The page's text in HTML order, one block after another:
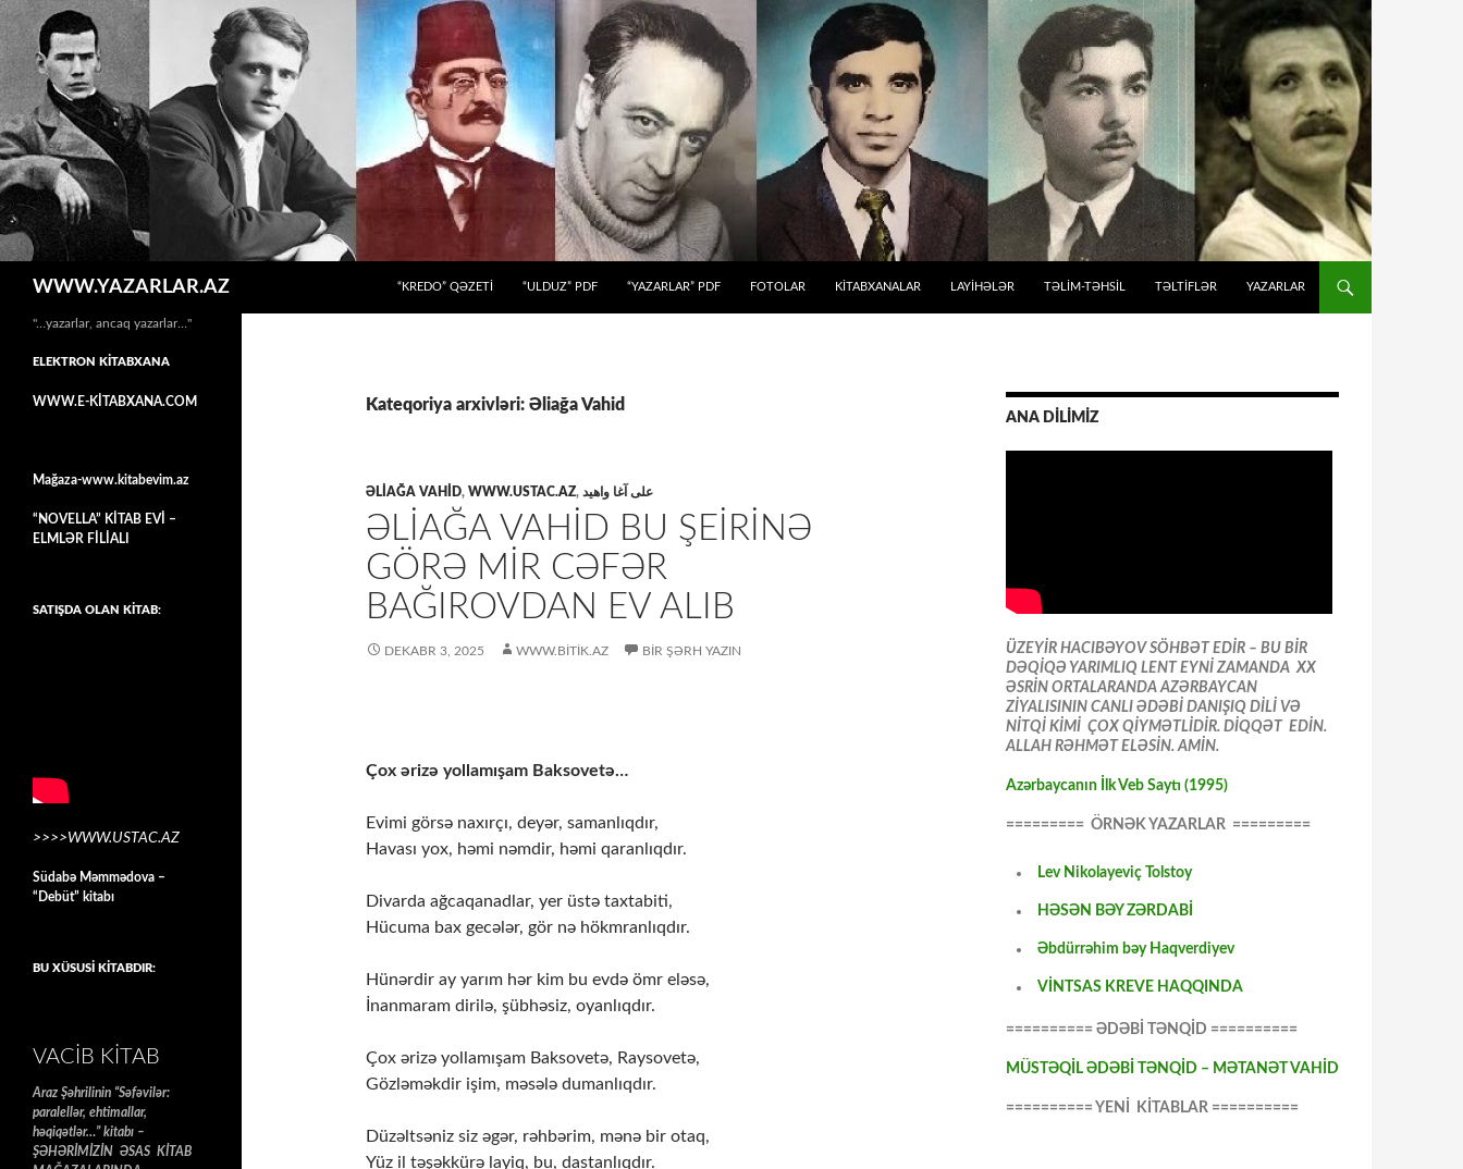
WWW.YAZARLAR.AZ
“KREDO” QƏZETİ
“ULDUZ” PDF “YAZARLAR” PDF FOTOLAR KİTABXANALAR LAYİHƏLƏR TƏLIM-TƏHSIL TƏLTİFLƏR YAZARLAR
Kateqoriya arxivləri: Əliağa Vahid
ƏLIAĞA VAHID, WWW.USTAC.AZ, علی آغا واهید
ƏLIAĞA VAHID BU ŞEIRINƏ
GÖRƏ MIR CƏFƏR
BAĞIROVDAN EV ALIB
DEKABR 3, 2025 WWW.BITIK.AZ BIR ŞƏRH YAZIN
Çox ərizə yollamışam Baksovetə…
Evimi görsə naxırçı, deyər, samanlıqdır,
Havası yox, həmi nəmdir, həmi qaranlıqdır.
Divarda ağcaqanadlar, yer üstə taxtabiti,
Hücuma bax gecələr, gör nə hökmranlıqdır.
Hünərdir ay yarım hər kim bu evdə ömr eləsə,
İnanmaram dirilə, şübhəsiz, oyanlıqdır.
Çox ərizə yollamışam Baksovetə, Raysovetə,
Gözləməkdir işim, məsələ dumanlıqdır.
Düzəltsəniz siz əgər, rəhbərim, mənə bir otaq,
Yüz il təşəkkürə layiq, bu, dastanlıqdır.
ANA DİLİMİZ
ÜZEYİR HACIBƏYOV SÖHBƏT EDİR – BU BİR
DƏQİQƏ YARIMLIQ LENT EYNİ ZAMANDA XX
ƏSRİN ORTALARANDA AZƏRBAYCAN
ZİYALISININ CANLI ƏDƏBİ DANIŞIQ DİLİ VƏ
NİTQİ KİMİ ÇOX QİYMƏTLİDİR. DİQQƏT EDİN.
ALLAH RƏHMƏT ELƏSİN. AMİN.
Azərbaycanın İlk Veb Saytı (1995)
========= ÖRNƏK YAZARLAR =========
Lev Nikolayeviç Tolstoy
HƏSƏN BƏY ZƏRDABİ
Əbdürrəhim bəy Haqverdiyev
VİNTSAS KREVE HAQQINDA
========== ƏDƏBİ TƏNQİD ==========
MÜSTƏQİL ƏDƏBİ TƏNQİD – MƏTANƏT VAHİD
========== YENİ KİTABLAR ==========
"…yazarlar, ancaq yazarlar…"
ELEKTRON KİTABXANA
WWW.E-KİTABXANA.COM
Mağaza-www.kitabevim.az
“NOVELLA” KİTAB EVİ –
ELMLƏR FİLİALI
SATIŞDA OLAN KİTAB:
>>>>WWW.USTAC.AZ
Südabə Məmmədova –
“Debüt” kitabı
BU XÜSUSİ KİTABDIR:
VACIB KITAB
Araz Şəhrilinin “Səfəvilər:
paralellər, ehtimallar,
həqiqətlər…” kitabı –
ŞƏHƏRİMİZİN ƏSAS KİTAB